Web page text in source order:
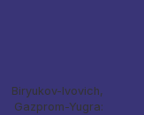
Ivovich,
Gazprom-Yugra: